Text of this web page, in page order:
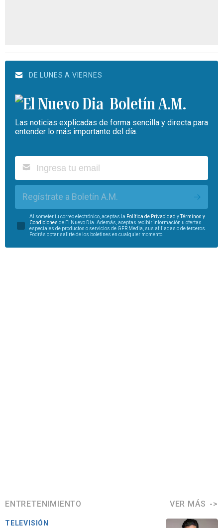
DE LUNES A VIERNES
Boletín A.M.
Las noticias explicadas de forma sencilla y directa para
entender lo más importante del día.
Regístrate a Boletín A.M.
Al someter tu correo electrónico, aceptas la Política de Privacidad yTérminos y
Condiciones de El Nuevo Día. Además, aceptas recibir información u ofertas
especiales de productos o servicios de GFR Media, sus afiliadas o de terceros.
Podrás optar salirte de los boletines en cualquier momento.
ENTRETENIMIENTO VER MÁS
TELEVISIÓN